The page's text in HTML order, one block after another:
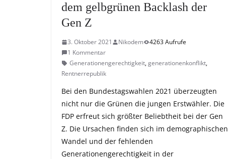
dem gelbgrünen Backlash der
Gen Z
3. Oktober 2021 Nikodem
4263 Aufrufe
1 Kommentar
Generationengerechtigkeit,generationenkonflikt,
Rentnerrepublik
Bei den Bundestagswahlen 2021 überzeugten
nicht nur die Grünen die jungen Erstwähler. Die
FDP erfreut sich größter Beliebtheit bei der Gen
Z. Die Ursachen finden sich im demographischen
Wandel und der fehlenden
Generationengerechtigkeit in der